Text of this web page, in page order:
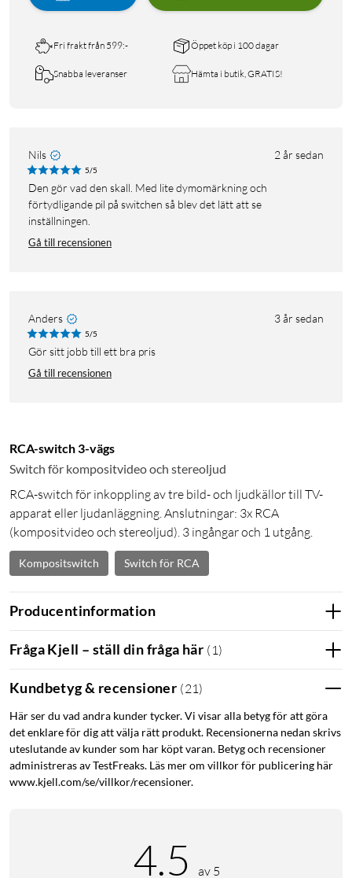
Fri frakt från 599:- Öppet köp i 100 dagar
Snabba leveranser Hämta i butik, GRATIS!
Nils 2 år sedan
5/5
Den gör vad den skall. Med lite dymomärkning och
förtydligande pil på switchen så blev det lätt att se
inställningen.
Gå till recensionen
Anders 3 år sedan
5/5
Gör sitt jobb till ett bra pris
Gå till recensionen
RCA-switch 3-vägs
Switch för kompositvideo och stereoljud
RCA-switch för inkoppling av tre bild- och ljudkällor till TV-
apparat eller ljudanläggning. Anslutningar: 3x RCA
(kompositvideo och stereoljud). 3 ingångar och 1 utgång.
Kompositswitch Switch för RCA
Producentinformation
Fråga Kjell – ställ din fråga här ( 1)
Kundbetyg & recensioner (21)
Här ser du vad andra kunder tycker. Vi visar alla betyg för att göra
det enklare för dig att välja rätt produkt. Recensionerna nedan skrivs
uteslutande av kunder som har köpt varan. Betyg och recensioner
administreras av TestFreaks. Läs mer om villkor för publicering här
www.kjell.com/se/villkor/recensioner.
4.5 av 5